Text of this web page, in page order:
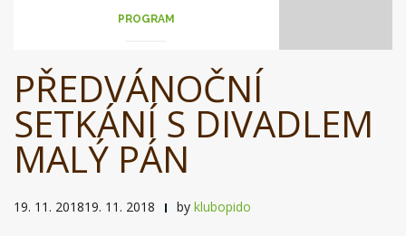
PROGRAM
PŘEDVÁNOČNÍ
SETKÁNÍ S DIVADLEM
MALÝ PÁN
19. 11. 201819. 11. 2018 by klubopido